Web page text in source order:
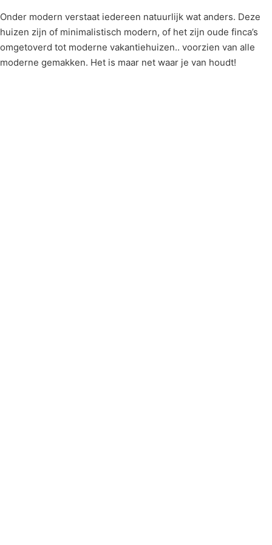
Onder modern verstaat iedereen natuurlijk wat anders. Deze
huizen zijn of minimalistisch modern, of het zijn oude finca’s
omgetoverd tot moderne vakantiehuizen.. voorzien van alle
moderne gemakken. Het is maar net waar je van houdt!